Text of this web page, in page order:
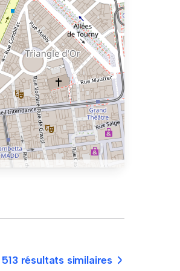
résultats similaires